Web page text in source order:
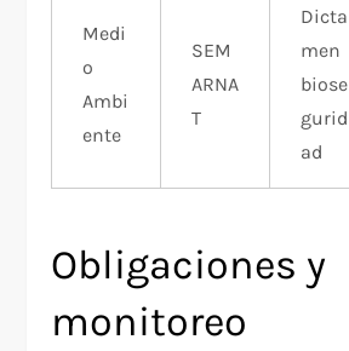
Medi
o
Ambi
ente
SEM
ARNA
T
Dicta
men
biose
gurid
ad
Obligaciones y
monitoreo